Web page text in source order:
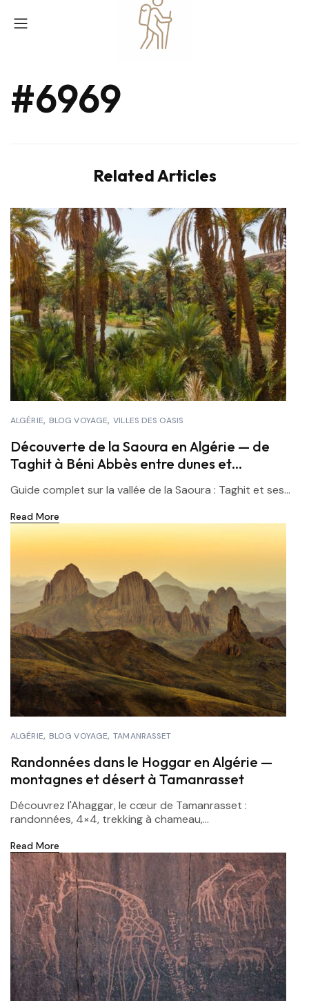
#6969
Related Articles
ALGÉRIE BLOG VOYAGE VILLES DES OASIS
Découverte de la Saoura en Algérie — de
Taghit à Béni Abbès entre dunes et
Guide complet sur la vallée de la Saoura : Taghit et ses...
Read More
ALGÉRIE BLOG VOYAGE TAMANRASSET
Randonnées dans le Hoggar en Algérie —
montagnes et désert à Tamanrasset
Découvrez l'Ahaggar, le cœur de Tamanrasset :
randonnées, 4×4, trekking à chameau,...
Read More